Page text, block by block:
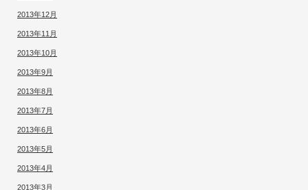
2013年12月
2013年11月
2013年10月
2013年9月
2013年8月
2013年7月
2013年6月
2013年5月
2013年4月
2013年3月